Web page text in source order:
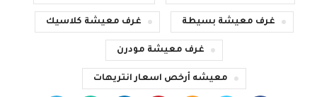
غرف معيشة بسيطة غرف معيشة كلاسيك
غرف معيشة مودرن
معيشه أرخص اسعار انتريهات